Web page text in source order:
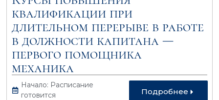
квалификации при
длительном перерыве в работе
в должности капитана —
первого помощника
механика
Начало: Расписание
готовится
Подробнее